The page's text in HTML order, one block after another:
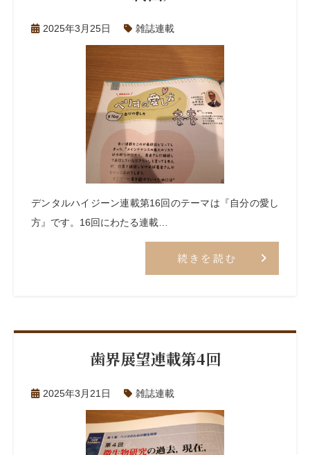
2025年3月25日 雑誌連載
デンタルハイジーン連載第16回のテーマは『自分の愛し
方』です。16回にわたる連載…
続きを読む
歯界展望連載第4回
2025年3月21日 雑誌連載